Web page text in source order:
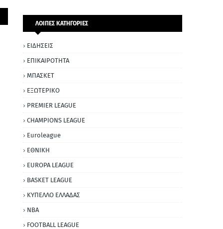
ΛΟΙΠΕΣ ΚΑΤΗΓΟΡΙΕΣ
ΕΙΔΗΣΕΙΣ
ΕΠΙΚΑΙΡΟΤΗΤΑ
ΜΠΑΣΚΕΤ
ΕΞΩΤΕΡΙΚΟ
PREMIER LEAGUE
CHAMPIONS LEAGUE
Euroleague
ΕΘΝΙΚΗ
EUROPA LEAGUE
BASKET LEAGUE
ΚΥΠΕΛΛΟ ΕΛΛΑΔΑΣ
NBA
FOOTBALL LEAGUE